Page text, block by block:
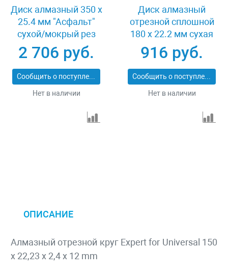
Диск алмазный 350 х
25.4 мм "Асфальт"
сухой/мокрый рез
Сибртех 731013
2 706 руб.
Сообщить о поступлении
Нет в наличии
Диск алмазный
отрезной сплошной
180 х 22.2 мм сухая
резка Matrix
Professional 73128
916 руб.
Сообщить о поступлении
Нет в наличии
ОПИСАНИЕ
Алмазный отрезной круг Expert for Universal 150
x 22,23 x 2,4 x 12 mm